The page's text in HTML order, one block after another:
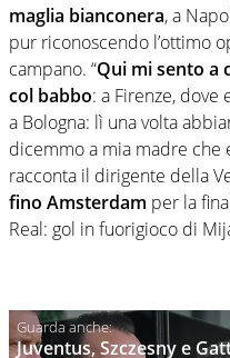
maglia bianconera, a
pur riconoscendo l’ottimo
campano. “Qui mi sento a
col babbo: a Firenze, dove
a Bologna: lì una volta
dicemmo a mia madre che
racconta il dirigente della
fino Amsterdam per la
Real: gol in fuorigioco di
Juventus, Szczesny e